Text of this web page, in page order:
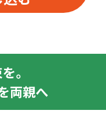
。
両親へ